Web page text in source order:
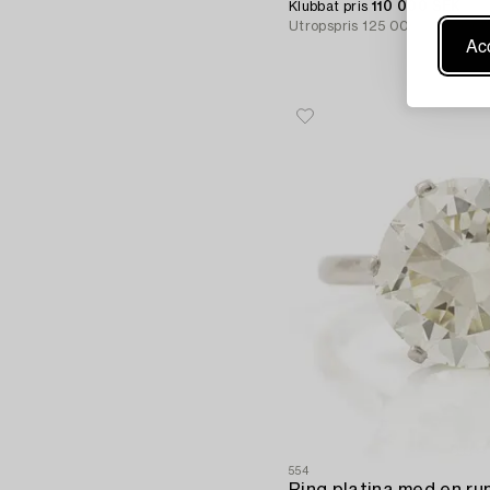
Klubbat pris 110 000 SEK
Utropspris 125 000 - 150 000
554